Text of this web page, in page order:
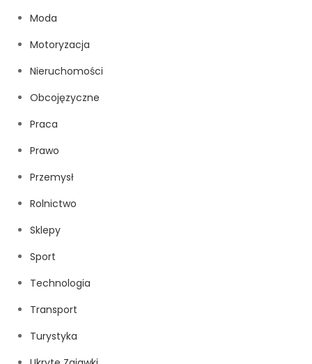
Moda
Motoryzacja
Nieruchomości
Obcojęzyczne
Praca
Prawo
Przemysł
Rolnictwo
Sklepy
Sport
Technologia
Transport
Turystyka